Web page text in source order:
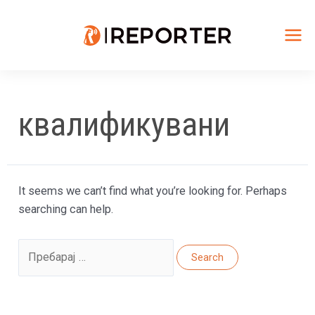
квалификувани
It seems we can’t find what you’re looking for. Perhaps
searching can help.